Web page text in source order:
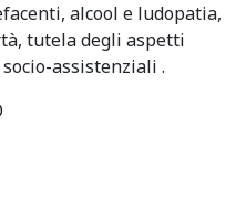
alcool e ludopatia,
tutela degli aspetti
assistenziali .